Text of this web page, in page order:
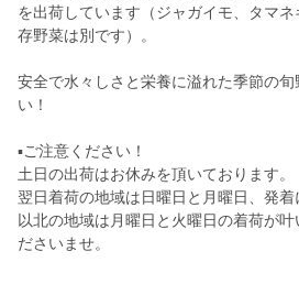
を出荷しています（ジャガイモ、タマ
存野菜は別です）。
安全で水々しさと栄養に溢れた季節の
い！
▪️ご注意ください！
土日の出荷はお休みを頂いております。
翌日着荷の地域は日曜日と月曜日、発
以北の地域は月曜日と火曜日の着荷が叶
ださいませ。